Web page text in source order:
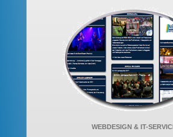
WEBDESIGN & IT-